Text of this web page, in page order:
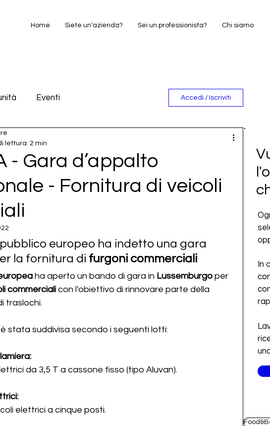
Home Siete un'azienda? Sei un professionista? Chi siamo
Eventi Accedi / Iscriviti
- Gara d’appalto
- Fornitura di veicoli
lettura: 2 min
europeo ha indetto una gara
la fornitura di furgoni commerciali
ha aperto un bando di gara in Lussemburgo per
commerciali con l'obiettivo di rinnovare parte della
traslochi.
stata suddivisa secondo i seguenti lotti:
da 3,5 T a cassone fisso (tipo Aluvan).
elettrici a cinque posti.
In